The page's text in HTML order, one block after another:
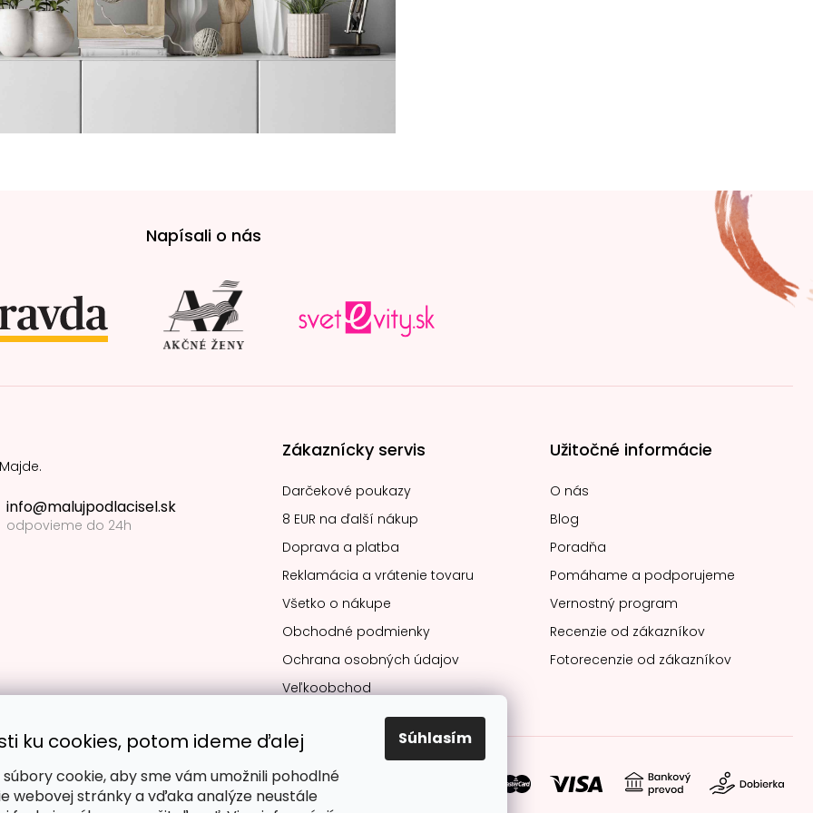
ku cookies, potom ideme ďalej
cookie, aby sme vám umožnili pohodlné
webovej stránky a vďaka analýze neustále
Súhlasím
Napísali o nás
info@malujpodlacisel.sk
odpovieme do 24h
Zákaznícky servis
Darčekové poukazy
8 EUR na ďalší nákup
Doprava a platba
Reklamácia a vrátenie tovaru
Všetko o nákupe
Obchodné podmienky
Ochrana osobných údajov
Veľkoobchod
Užitočné informácie
O nás
Blog
Poradňa
Pomáhame a podporujeme
Vernostný program
Recenzie od zákazníkov
Fotorecenzie od zákazníkov
Obľúbené spôsoby platby: